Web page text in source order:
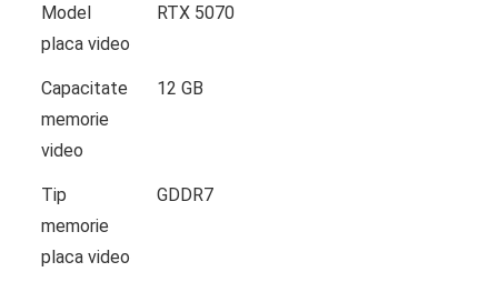
Model
placa video
RTX 5070
Capacitate
memorie
video
12 GB
Tip
memorie
placa video
GDDR7